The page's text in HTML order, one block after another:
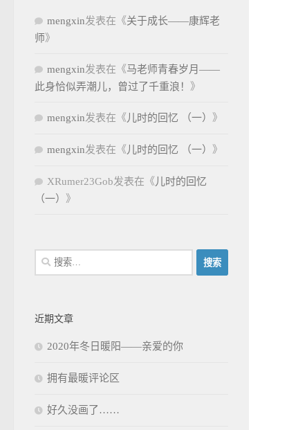
mengxin发表在《关于成长——康辉老
师》
mengxin发表在《马老师青春岁月——
此身恰似弄潮儿，曾过了千重浪！ 》
mengxin发表在《儿时的回忆 （一） 》
mengxin发表在《儿时的回忆 （一） 》
XRumer23Gob发表在《儿时的回忆
（一） 》
搜
索：
近期文章
2020年冬日暖阳——亲爱的你
拥有最暖评论区
好久没画了……